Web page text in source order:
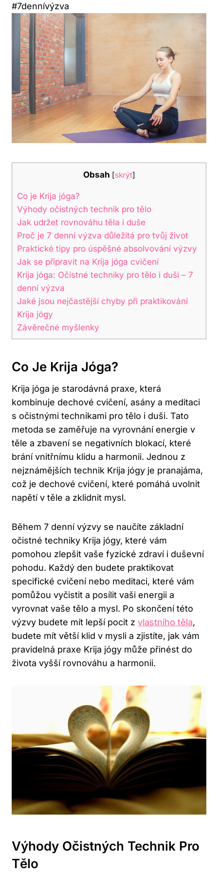
#7dennívýzva
Obsah [skrýt]
Co je ‌Krija ‌jóga?
Výhody očistných technik pro tělo
Jak udržet rovnováhu ⁢těla i duše
Proč je 7 denní výzva ‌důležitá pro tvůj život
Praktické tipy pro​ úspěšné ​absolvování ⁢výzvy
Jak se připravit ⁢na Krija jóga ⁣cvičení
Krija jóga: Očistné techniky pro‍ tělo i duši – ⁢7
denní výzva
Jaké ‍jsou nejčastější chyby ​při praktikování
Krija jógy
Závěrečné myšlenky
Co Je ‌Krija ‌jóga?
Krija jóga je starodávná praxe, která
kombinuje dechové‌ cvičení, ⁣asány a ⁤meditaci​
s očistnými technikami pro ​tělo i ‌duši. ​Tato
metoda se zaměřuje na vyrovnání energie v
těle a ​zbavení se negativních‍ blokací, které
brání vnitřnímu klidu a harmonii. Jednou z
nejznámějších technik Krija jógy je pranajáma,
což je dechové cvičení, které ⁣pomáhá⁤ uvolnit
napětí v těle a ⁢zklidnit mysl.
Během 7 denní výzvy se naučíte základní
očistné techniky Krija jógy, které vám
pomohou zlepšit vaše fyzické ​zdraví i ⁤duševní
‍pohodu. Každý den ‍budete praktikovat
specifické⁢ cvičení nebo meditaci, které vám‌
pomůžou vyčistit a posílit vaši‌ energii a
vyrovnat vaše tělo ⁢a mysl.‌ Po skončení této
výzvy budete mít lepší pocit z ‍ vlastního těla, ​
budete mít větší klid v mysli a zjistíte, jak vám
⁤pravidelná praxe Krija⁢ jógy může přinést do​
života vyšší rovnováhu ‌a harmonii.
Výhody Očistných Technik Pro
Tělo